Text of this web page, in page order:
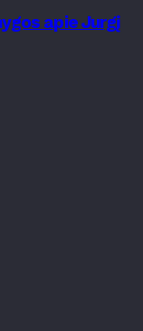
apie Jurgį